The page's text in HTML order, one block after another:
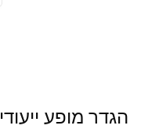
הגדר מופע ייעודי